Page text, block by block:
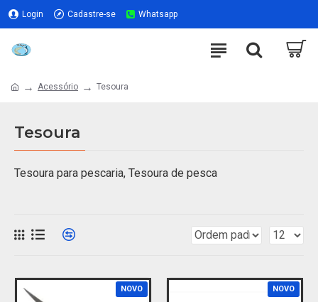
Login Cadastre-se Whatsapp
Acessório Tesoura
Tesoura
Tesoura para pescaria, Tesoura de pesca
NOVO NOVO